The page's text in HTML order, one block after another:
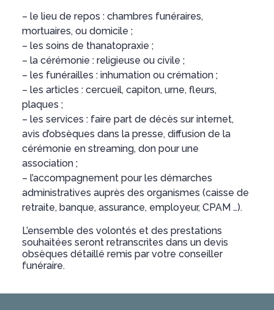
– le lieu de repos : chambres funéraires,
mortuaires, ou domicile ;
– les soins de thanatopraxie ;
– la cérémonie : religieuse ou civile ;
– les funérailles : inhumation ou crémation ;
– les articles : cercueil, capiton, urne, fleurs,
plaques ;
– les services : faire part de décès sur internet,
avis d’obsèques dans la presse, diffusion de la
cérémonie en streaming, don pour une
association ;
– l’accompagnement pour les démarches
administratives auprès des organismes (caisse de
retraite, banque, assurance, employeur, CPAM …).
L’ensemble des volontés et des prestations
souhaitées seront retranscrites dans un devis
obsèques détaillé remis par votre conseiller
funéraire.